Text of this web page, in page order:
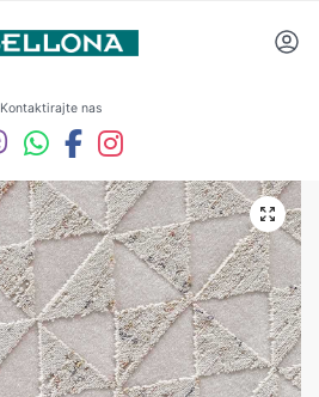
Kontaktirajte nas